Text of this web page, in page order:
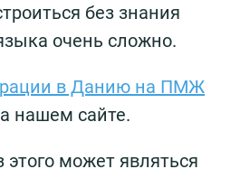
без знания
очень сложно.
в Данию на ПМЖ
нашем сайте.
может являться